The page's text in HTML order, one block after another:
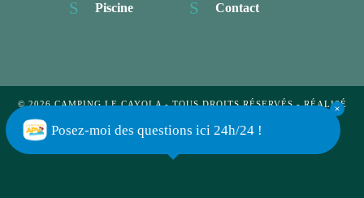
Piscine
Contact
© 2026 CAMPING LE CAYOLA - TOUS DROITS RÉSERVÉS - RÉALISÉ
CONFIDENTIALITÉ
Posez-moi des questions ici 24h/24 !